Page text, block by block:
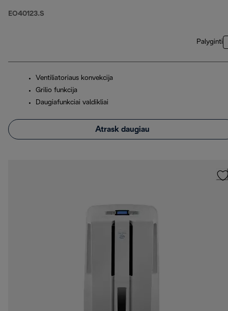
EO40123.S
Palyginti
Ventiliatoriaus konvekcija
Grilio funkcija
Daugiafunkciai valdikliai
Atrask daugiau